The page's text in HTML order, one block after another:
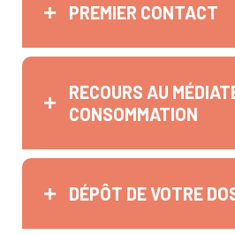
PREMIER CONTACT
RECOURS AU
CONSOMMATION
DÉPÔT DE VOTRE